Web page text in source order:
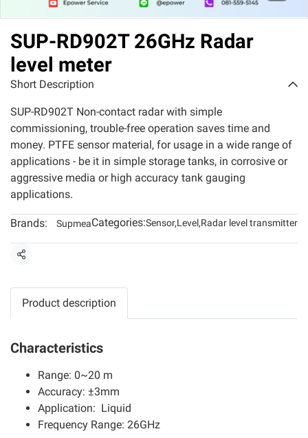
SUP-RD902T 26GHz Radar
level meter
Short Description
SUP-RD902T Non-contact radar with simple
commissioning, trouble-free operation saves time and
money. PTFE sensor material, for usage in a wide range of
applications - be it in simple storage tanks, in corrosive or
aggressive media or high accuracy tank gauging
applications.
Brands: SupmeaCategories:Sensor,Level,Radar level transmitter
Share
Product description
Characteristics
Range: 0~20 m
Accuracy: ±3mm
Application: Liquid
Frequency Range: 26GHz